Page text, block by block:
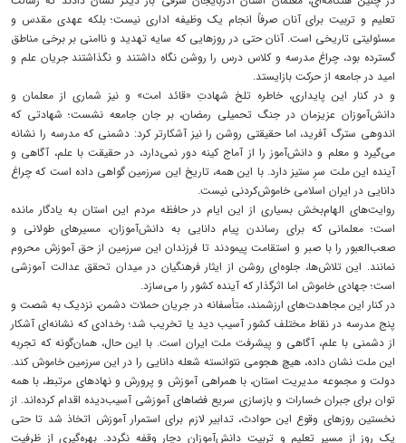
تعلیم و تربیت برای آنان صرفاً انجام یک وظیفه اداری نیست؛ بلکه عهدی مقدس و
مسئولیتی تاریخی است. آنان حتی در روزهایی که سایه تهدید و ناامنی بر برخی مناطق
گسترده بود، چراغ مدرسه و کلاس درس را روشن نگاه داشتند و نگذاشتند جریان علم و
امید در جامعه از حرکت بازایستد.
و در کنار این پایداری، خاطره تلخ شهادتِ «قائد امت» و نیز شماری از معلمان و
دانش‌آموزان عزیزمان در جنگ تحمیلی رمضان، بر جان جامعه نشست؛ شهادتی که
اندوهی سترگ آفرید، اما حقیقتی روشن را نیز آشکارتر کرد: دشمنی که مدرسه را نشانه
می‌گیرد و معلم و دانش‌آموز را از آماج کینه دور نمی‌دارد، در حقیقت با علم، آگاهی و
آینده این ملت سرِ ستیز دارد. با این همه، تاریخ این سرزمین گواهی داده است که چراغ
دانایی در ایران اسلامی خاموش‌کردنی نیست.
روایت‌های الهام‌بخش بسیاری از این ایام در حافظه مردم این استان به یادگار مانده
است؛ معلمانی که برای رساندن پیام دانایی به دانش‌آموزان، مسیرهای طولانی و
صعب‌العبور را با صبر و استقامت پیمودند تا فرزندان این سرزمین از حق آموزش محروم
نمانند. این تلاش‌ها، جلوه‌ای روشن از ایثار فرهنگیان در میدان تحقق عدالت آموزشی
است؛ جهادی خاموش اما اثرگذار که آینده کشور را می‌سازد.
در کنار این مجاهدت‌های ارزشمند، متأسفانه در جریان حملات دشمن، نزدیک به شصت و
پنج مدرسه در نقاط مختلف کشور آسیب دید یا تخریب شد؛ رخدادی که نشانه‌ای آشکار
از دشمنی با علم، آگاهی و پیشرفت ملت ایران است. با این حال، همان‌گونه که تجربه
این ملت نشان داده، هیچ هجومی نتوانسته شعله دانایی را در این سرزمین خاموش کند.
دولت و مجموعه مدیریت استان، با همراهی آموزش و پرورش و نهادهای مرتبط، با همه
توان برای جبران خسارات و بازسازی سریع فضاهای آموزشی آسیب‌دیده اقدام کرده‌اند. از
نخستین روزهای وقوع این حوادث، تدابیر لازم برای استمرار آموزش اتخاذ شد تا حتی
یک روز از مسیر تعلیم و تربیت دانش‌آموزان دچار وقفه نگردد. بهره‌گیری از ظرفیت